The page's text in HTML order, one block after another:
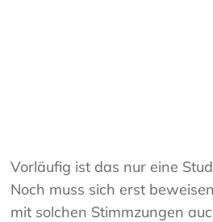
Vorläufig ist das nur eine
Noch muss sich erst
mit solchen Stimmzungen